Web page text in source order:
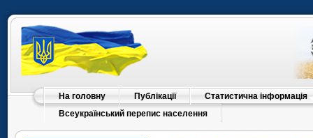
На головну Публікації
Статистична інформація
Всеукраїнський перепис населення